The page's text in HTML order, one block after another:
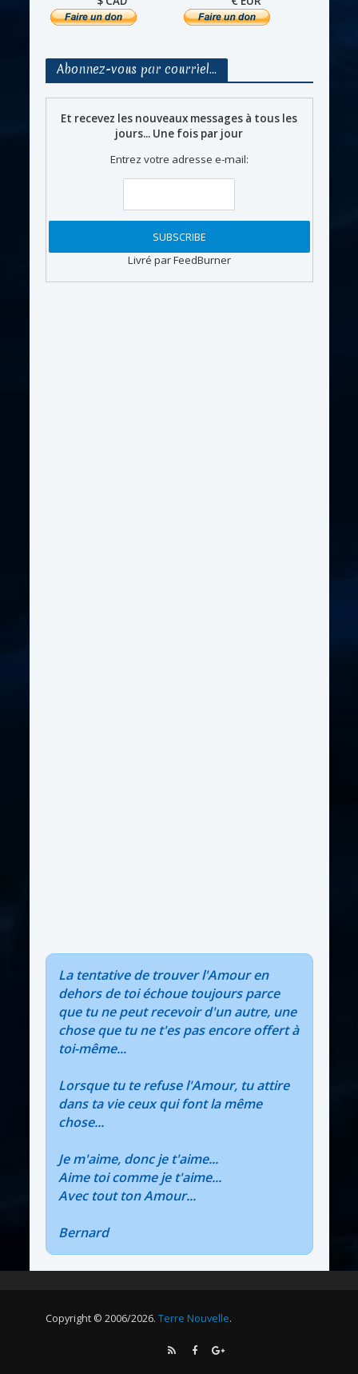
Abonnez-vous par courriel…
Et recevez les nouveaux messages à tous les
jours... Une fois par jour
Entrez votre adresse e-mail:
Livré par FeedBurner
La tentative de trouver l'Amour en
dehors de toi échoue toujours parce
que tu ne peut recevoir d'un autre, une
chose que tu ne t'es pas encore offert à
toi-même...
Lorsque tu te refuse l'Amour, tu attire
dans ta vie ceux qui font la même
chose...
Je m'aime, donc je t'aime...
Aime toi comme je t'aime...
Avec tout ton Amour...
Bernard
Copyright © 2006/2026. Terre Nouvelle.